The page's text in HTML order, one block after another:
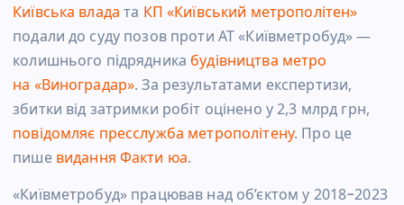
Київська влада та КП «Київський метрополітен»
подали до суду позов проти АТ «Київметробуд» —
колишнього підрядника будівництва метро
на «Виноградар». За результатами експертизи,
збитки від затримки робіт оцінено у 2,3 млрд грн,
повідомляє пресслужба метрополітену. Про це
пише видання Факти юа.
«Київметробуд» працював над об’єктом у 2018−2023